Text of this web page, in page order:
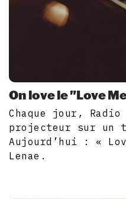
On love le "Love
Chaque jour, Radio
projecteur sur un
Aujourd’hui : «
Lenae.